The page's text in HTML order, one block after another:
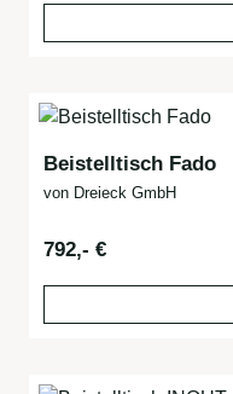
Beistelltisch Fado
von Dreieck GmbH
Regulärer Preis:
792,- €